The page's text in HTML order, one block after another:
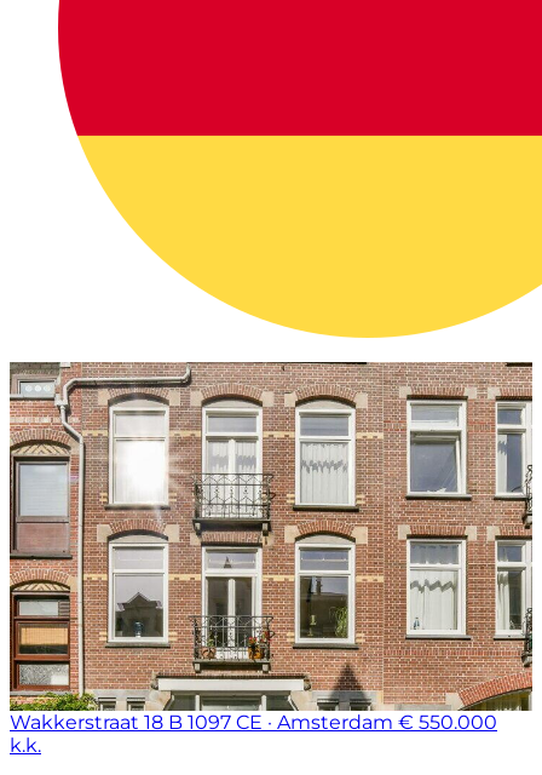
Wakkerstraat 18 B 1097 CE · Amsterdam € 550.000
k.k.